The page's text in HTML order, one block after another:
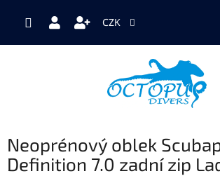
CZK
Neoprénový oblek
Definition 7.0 zadní zip